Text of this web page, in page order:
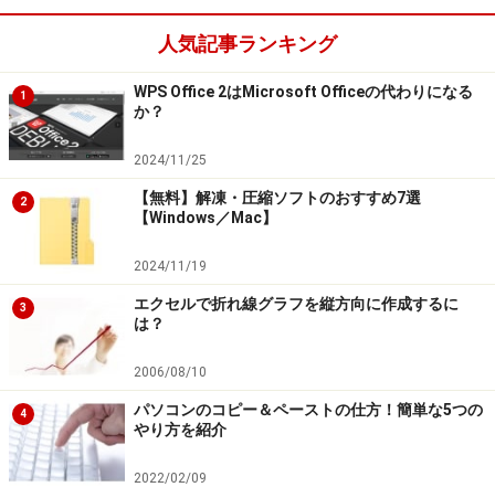
人気記事ランキング
1
WPS Office 2はMicrosoft Officeの代わりになる
か？
2024/11/25
2
【無料】解凍・圧縮ソフトのおすすめ7選
【Windows／Mac】
2024/11/19
3
エクセルで折れ線グラフを縦方向に作成するに
は？
2006/08/10
4
パソコンのコピー＆ペーストの仕方！簡単な5つの
やり方を紹介
2022/02/09